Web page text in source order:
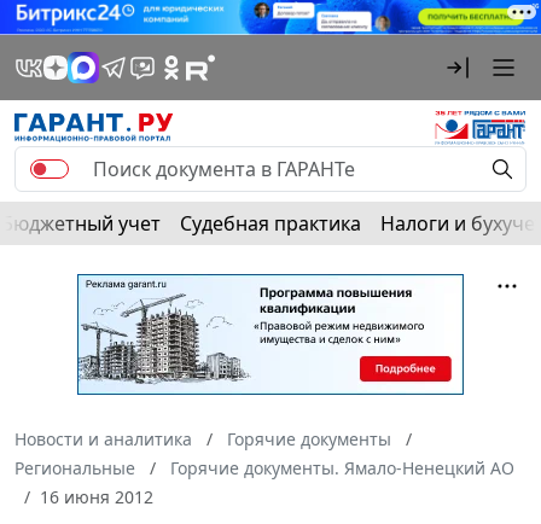
Бюджетный учет Судебная практика Налоги и
Новости и аналитика
Горячие документы
Региональные
Горячие документы. Ямало-Ненецкий АО
16 июня 2012